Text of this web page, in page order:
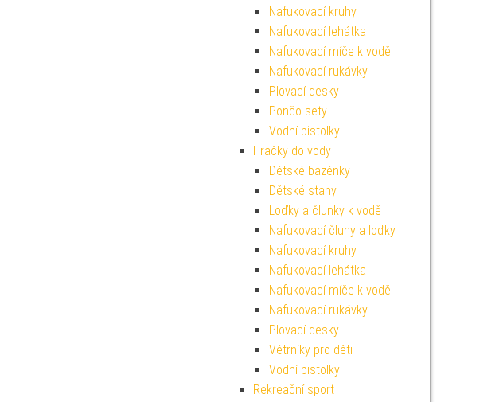
Nafukovací kruhy
Nafukovací lehátka
Nafukovací míče k vodě
Nafukovací rukávky
Plovací desky
Pončo sety
Vodní pistolky
Hračky do vody
Dětské bazénky
Dětské stany
Loďky a člunky k vodě
Nafukovací čluny a loďky
Nafukovací kruhy
Nafukovací lehátka
Nafukovací míče k vodě
Nafukovací rukávky
Plovací desky
Větrníky pro děti
Vodní pistolky
Rekreační sport